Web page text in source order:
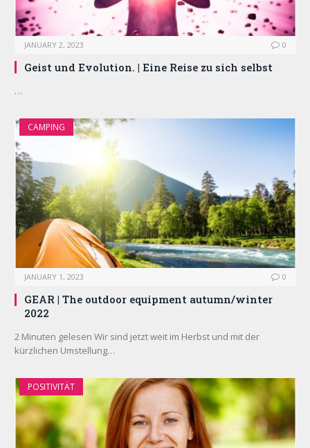
JANUARY 2, 2023 0
Geist und Evolution. | Eine Reise zu sich selbst
…
CAMPING
JANUARY 1, 2023 0
GEAR | The outdoor equipment autumn/winter
2022
2 Minuten gelesen Wir sind jetzt weit im Herbst und mit der
kürzlichen Umstellung…
POSITIVITÄT